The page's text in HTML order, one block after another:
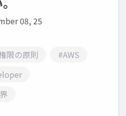
08, 25
限の原則
#AWS